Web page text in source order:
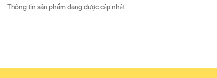
Thông tin sản phẩm đang được cập nhật